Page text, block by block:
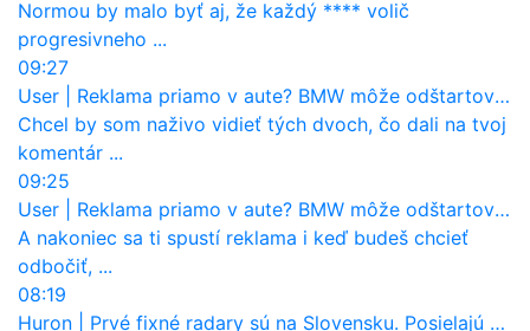
Normou by malo byť aj, že každý **** volič
progresivneho ...
09:27
User
Reklama priamo v aute? BMW môže odštartovať nový trend
Chcel by som naživo vidieť tých dvoch, čo dali na tvoj
komentár ...
09:25
User
Reklama priamo v aute? BMW môže odštartovať nový trend
A nakoniec sa ti spustí reklama i keď budeš chcieť
odbočiť, ...
08:19
Huron
Prvé fixné radary sú na Slovensku. Posielajú už pokuty? Ukáže ich Waze?